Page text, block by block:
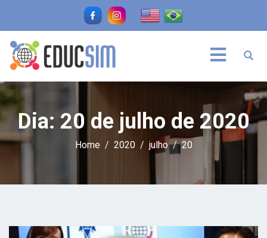
Dia: 20 de julho de 2020
Home 2020 julho 20